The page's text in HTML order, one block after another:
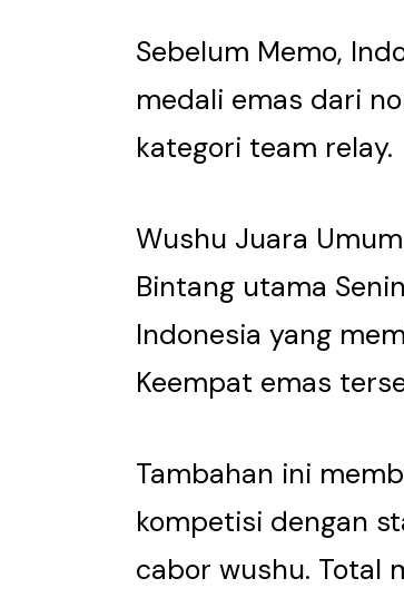
Sebelum Memo,
medali emas dari
kategori team relay.
Wushu Juara Umum
Bintang utama
Indonesia yang
Keempat emas
Tambahan ini
kompetisi dengan
cabor wushu. Total